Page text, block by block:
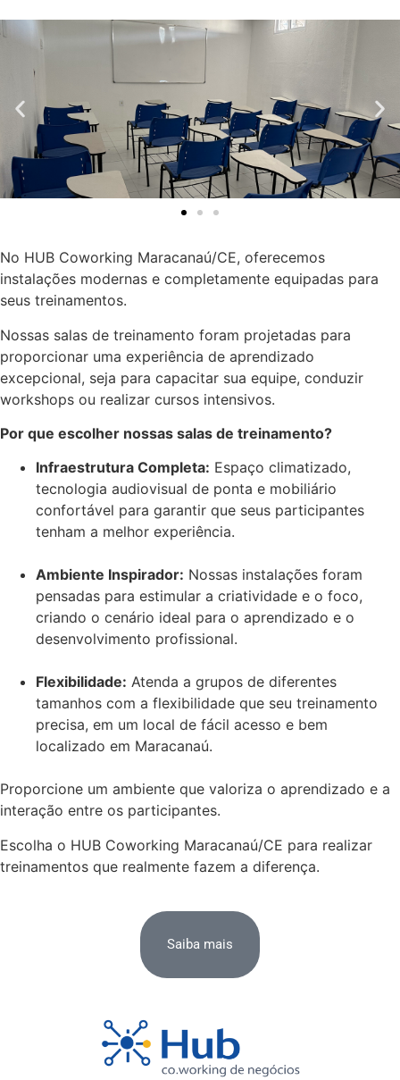
No HUB Coworking Maracanaú/CE, oferecemos
instalações modernas e completamente equipadas para
seus treinamentos.
Nossas salas de treinamento foram projetadas para
proporcionar uma experiência de aprendizado
excepcional, seja para capacitar sua equipe, conduzir
workshops ou realizar cursos intensivos.
Por que escolher nossas salas de treinamento?
Infraestrutura Completa: Espaço climatizado,
tecnologia audiovisual de ponta e mobiliário
confortável para garantir que seus participantes
tenham a melhor experiência.
Ambiente Inspirador: Nossas instalações foram
pensadas para estimular a criatividade e o foco,
criando o cenário ideal para o aprendizado e o
desenvolvimento profissional.
Flexibilidade: Atenda a grupos de diferentes
tamanhos com a flexibilidade que seu treinamento
precisa, em um local de fácil acesso e bem
localizado em Maracanaú.
Proporcione um ambiente que valoriza o aprendizado e a
interação entre os participantes.
Escolha o HUB Coworking Maracanaú/CE para realizar
treinamentos que realmente fazem a diferença.
Saiba mais